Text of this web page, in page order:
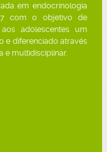
em endocrinologia
com o objetivo de
adolescentes um
e diferenciado através
e multidisciplinar.